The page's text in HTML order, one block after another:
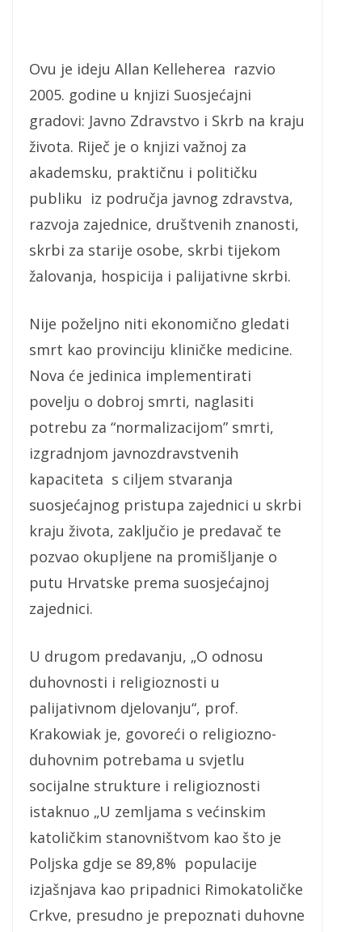
Ovu je ideju Allan Kelleherea razvio
2005. godine u knjizi Suosjećajni
gradovi: Javno Zdravstvo i Skrb na kraju
života. Riječ je o knjizi važnoj za
akademsku, praktičnu i političku
publiku iz područja javnog zdravstva,
razvoja zajednice, društvenih znanosti,
skrbi za starije osobe, skrbi tijekom
žalovanja, hospicija i palijativne skrbi.
Nije poželjno niti ekonomično gledati
smrt kao provinciju kliničke medicine.
Nova će jedinica implementirati
povelju o dobroj smrti, naglasiti
potrebu za “normalizacijom” smrti,
izgradnjom javnozdravstvenih
kapaciteta s ciljem stvaranja
suosjećajnog pristupa zajednici u skrbi
kraju života, zaključio je predavač te
pozvao okupljene na promišljanje o
putu Hrvatske prema suosjećajnoj
zajednici.
U drugom predavanju, „O odnosu
duhovnosti i religioznosti u
palijativnom djelovanju“, prof.
Krakowiak je, govoreći o religiozno-
duhovnim potrebama u svjetlu
socijalne strukture i religioznosti
istaknuo „U zemljama s većinskim
katoličkim stanovništvom kao što je
Poljska gdje se 89,8% populacije
izjašnjava kao pripadnici Rimokatoličke
Crkve, presudno je prepoznati duhovne